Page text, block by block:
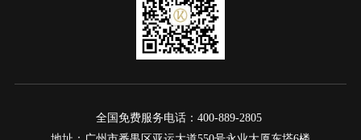
全国免费服务电话：400-889-2805